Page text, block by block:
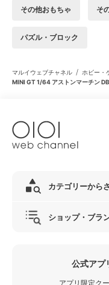
その他おもちゃ そ
パズル・ブロック
マルイウェブチャネル / ホビー・
MINI GT 1/64 アストンマーチン
カテゴリーから
ショップ・ブラ
公式アプ
アプリ限定ク